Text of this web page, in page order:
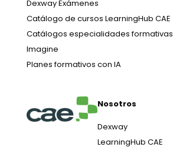
Dexway Exámenes
Catálogo de cursos LearningHub CAE
Catálogos especialidades formativas
Imagine
Planes formativos con IA
Nosotros
Dexway
LearningHub CAE